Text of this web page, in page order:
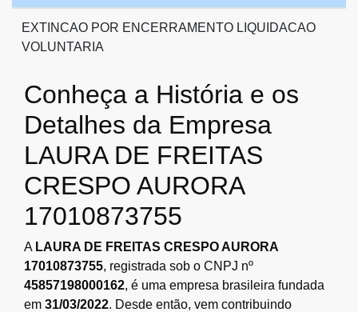
EXTINCAO POR ENCERRAMENTO LIQUIDACAO
VOLUNTARIA
Conheça a História e os
Detalhes da Empresa
LAURA DE FREITAS
CRESPO AURORA
17010873755
A LAURA DE FREITAS CRESPO AURORA
17010873755, registrada sob o CNPJ nº
45857198000162, é uma empresa brasileira fundada
em 31/03/2022. Desde então, vem contribuindo